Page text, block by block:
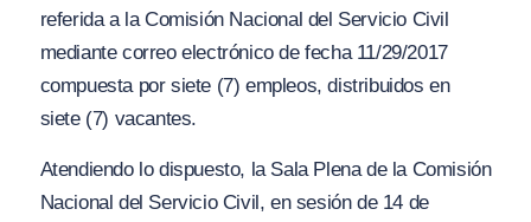
referida a la Comisión Nacional del Servicio Civil
mediante correo electrónico de fecha 11/29/2017
compuesta por siete (7) empleos, distribuidos en
siete (7) vacantes.
Atendiendo lo dispuesto, la Sala Plena de la Comisión
Nacional del Servicio Civil, en sesión de 14 de